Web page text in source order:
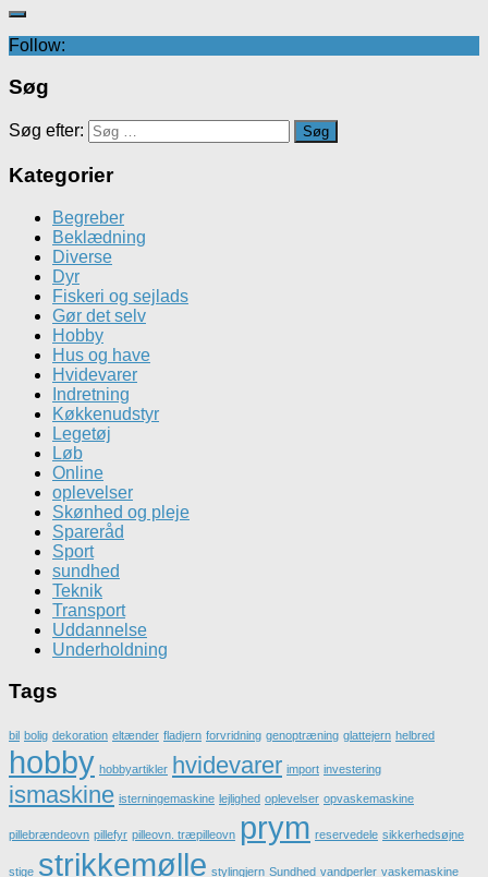
Follow:
Søg
Søg efter:
Kategorier
Begreber
Beklædning
Diverse
Dyr
Fiskeri og sejlads
Gør det selv
Hobby
Hus og have
Hvidevarer
Indretning
Køkkenudstyr
Legetøj
Løb
Online
oplevelser
Skønhed og pleje
Spareråd
Sport
sundhed
Teknik
Transport
Uddannelse
Underholdning
Tags
bil bolig dekoration eltænder fladjern forvridning genoptræning glattejern helbred
hobby hobbyartikler hvidevarer import investering
ismaskine isterningemaskine lejlighed oplevelser opvaskemaskine
pillebrændeovn pillefyr pilleovn. træpilleovn prym reservedele sikkerhedsøjne
stige strikkemølle stylingjern Sundhed vandperler vaskemaskine